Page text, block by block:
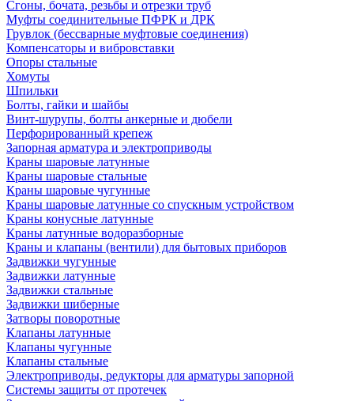
Сгоны, бочата, резьбы и отрезки труб
Муфты соединительные ПФРК и ДРК
Грувлок (бессварные муфтовые соединения)
Компенсаторы и вибровставки
Опоры стальные
Хомуты
Шпильки
Болты, гайки и шайбы
Винт-шурупы, болты анкерные и дюбели
Перфорированный крепеж
Запорная арматура и электроприводы
Краны шаровые латунные
Краны шаровые стальные
Краны шаровые чугунные
Краны шаровые латунные со спускным устройством
Краны конусные латунные
Краны латунные водоразборные
Краны и клапаны (вентили) для бытовых приборов
Задвижки чугунные
Задвижки латунные
Задвижки стальные
Задвижки шиберные
Затворы поворотные
Клапаны латунные
Клапаны чугунные
Клапаны стальные
Электроприводы, редукторы для арматуры запорной
Системы защиты от протечек